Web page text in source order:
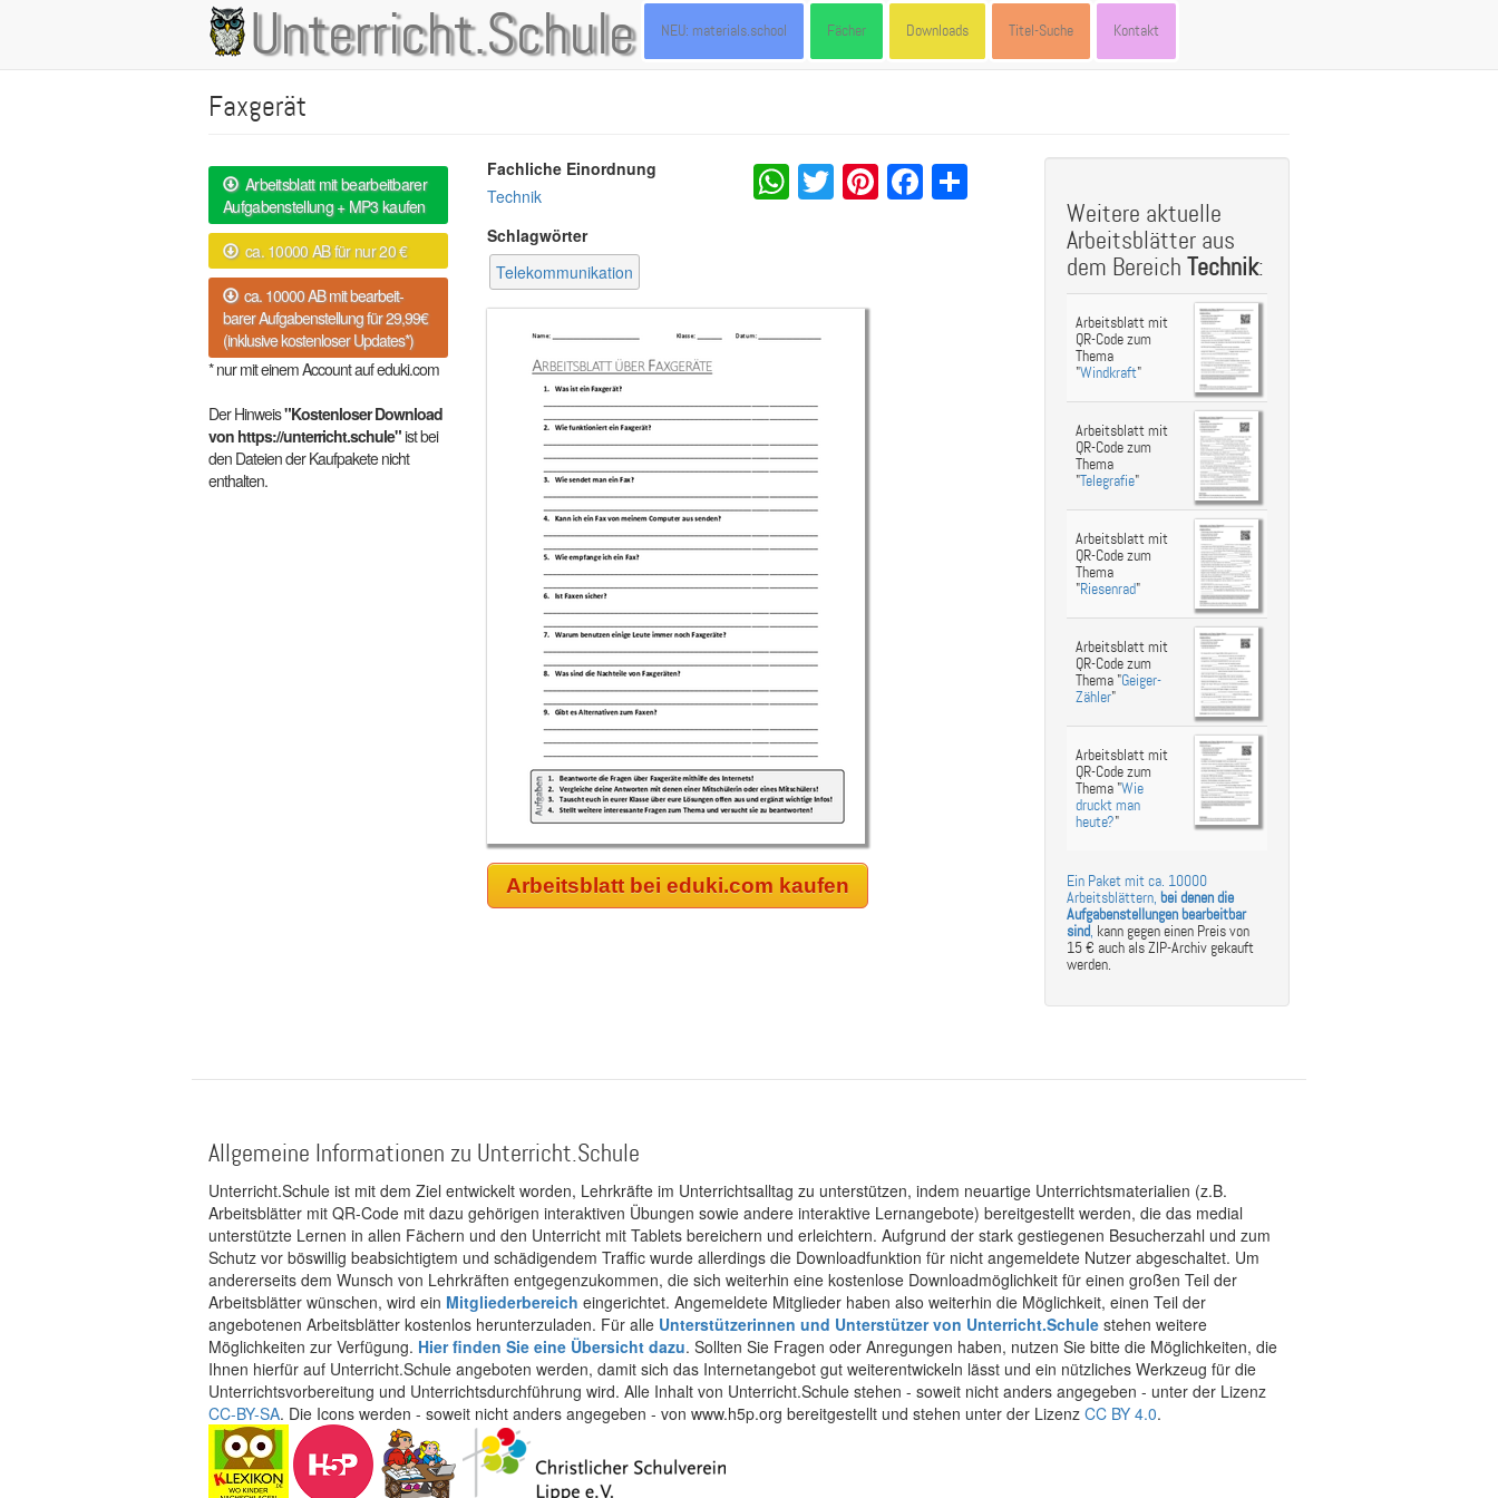
Unterricht.Schule
Main
navigation
NEU: materials.school Fächer Downloads Titel-Suche Kontakt
Faxgerät
Arbeitsblatt mit bearbeitbarer
Aufgabenstellung + MP3 kaufen
ca. 10000 AB für nur 20 €
ca. 10000 AB mit bearbeit-
barer Aufgabenstellung für 29,99€
(inklusive kostenloser Updates*)
* nur mit einem Account auf eduki.com
Der Hinweis"Kostenloser Download
von https://unterricht.schule"ist bei
den Dateien der Kaufpakete nicht
enthalten.
Fachliche Einordnung
Technik
Schlagwörter
Telekommunikation
WhatsApp
Twitter
Pinterest
Facebook
Share
Arbeitsblatt bei eduki.com kaufen
Weitere aktuelle
Arbeitsblätter aus
dem Bereich Technik:
Arbeitsblatt mit
QR-Code zum
Thema
"Windkraft"
Arbeitsblatt mit
QR-Code zum
Thema
"Telegrafie"
Arbeitsblatt mit
QR-Code zum
Thema
"Riesenrad"
Arbeitsblatt mit
QR-Code zum
Thema "Geiger-
Zähler"
Arbeitsblatt mit
QR-Code zum
Thema "Wie
druckt man
heute?"
Ein Paket mit ca. 10000
Arbeitsblättern, bei denen die
Aufgabenstellungen bearbeitbar
sind, kann gegen einen Preis von
15 € auch als ZIP-Archiv gekauft
werden.
Allgemeine Informationen zu Unterricht.Schule
Unterricht.Schule ist mit dem Ziel entwickelt worden, Lehrkräfte im Unterrichtsalltag zu unterstützen, indem neuartige Unterrichtsmaterialien (z.B.
Arbeitsblätter mit QR-Code mit dazu gehörigen interaktiven Übungen sowie andere interaktive Lernangebote) bereitgestellt werden, die das medial
unterstützte Lernen in allen Fächern und den Unterricht mit Tablets bereichern und erleichtern. Aufgrund der stark gestiegenen Besucherzahl und zum
Schutz vor böswillig beabsichtigtem und schädigendem Traffic wurde allerdings die Downloadfunktion für nicht angemeldete Nutzer abgeschaltet. Um
andererseits dem Wunsch von Lehrkräften entgegenzukommen, die sich weiterhin eine kostenlose Downloadmöglichkeit für einen großen Teil der
Arbeitsblätter wünschen, wird ein Mitgliederbereich eingerichtet. Angemeldete Mitglieder haben also weiterhin die Möglichkeit, einen Teil der
angebotenen Arbeitsblätter kostenlos herunterzuladen. Für alle Unterstützerinnen und Unterstützer von Unterricht.Schule stehen weitere
Möglichkeiten zur Verfügung. Hier finden Sie eine Übersicht dazu. Sollten Sie Fragen oder Anregungen haben, nutzen Sie bitte die Möglichkeiten, die
Ihnen hierfür auf Unterricht.Schule angeboten werden, damit sich das Internetangebot gut weiterentwickeln lässt und ein nützliches Werkzeug für die
Unterrichtsvorbereitung und Unterrichtsdurchführung wird. Alle Inhalt von Unterricht.Schule stehen - soweit nicht anders angegeben - unter der Lizenz
CC-BY-SA. Die Icons werden - soweit nicht anders angegeben - von www.h5p.org bereitgestellt und stehen unter der Lizenz CC BY 4.0.